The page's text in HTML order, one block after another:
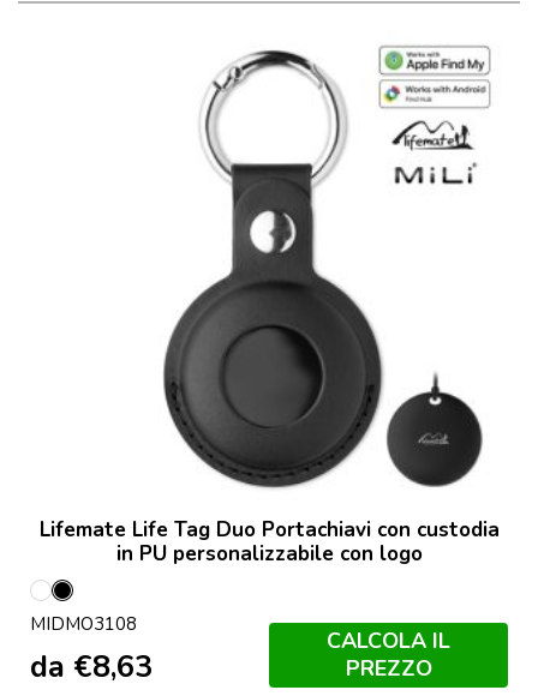
Lifemate Life Tag Duo Portachiavi con custodia
in PU personalizzabile con logo
Bianco
Nero
MIDMO3108
da €8,63
CALCOLA IL
PREZZO